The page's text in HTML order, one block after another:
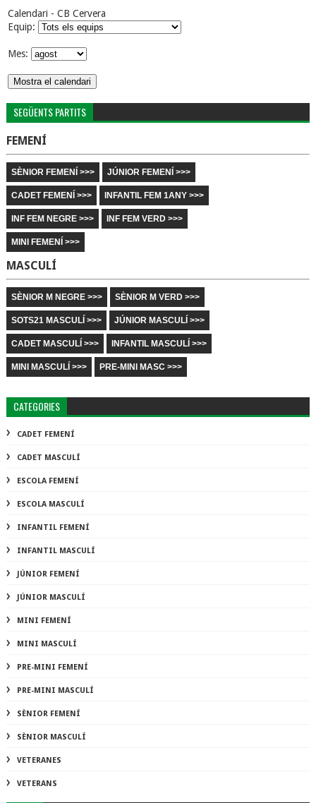
Calendari - CB Cervera
Equip:
Mes:
SEGÜENTS PARTITS
FEMENÍ
SÈNIOR FEMENÍ >>> JÚNIOR FEMENÍ >>>
CADET FEMENÍ >>> INFANTIL FEM 1ANY >>>
INF FEM NEGRE >>> INF FEM VERD >>>
MINI FEMENÍ >>>
MASCULÍ
SÈNIOR M NEGRE >>> SÈNIOR M VERD >>>
SOTS21 MASCULÍ >>> JÚNIOR MASCULÍ >>>
CADET MASCULÍ >>> INFANTIL MASCULÍ >>>
MINI MASCULÍ >>> PRE-MINI MASC >>>
CATEGORIES
CADET FEMENÍ
CADET MASCULÍ
ESCOLA FEMENÍ
ESCOLA MASCULÍ
INFANTIL FEMENÍ
INFANTIL MASCULÍ
JÚNIOR FEMENÍ
JÚNIOR MASCULÍ
MINI FEMENÍ
MINI MASCULÍ
PRE-MINI FEMENÍ
PRE-MINI MASCULÍ
SÈNIOR FEMENÍ
SÈNIOR MASCULÍ
VETERANES
VETERANS